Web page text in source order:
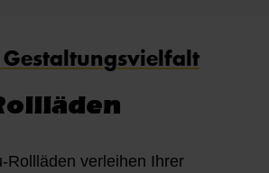
Rollläden verleihen Ihrer